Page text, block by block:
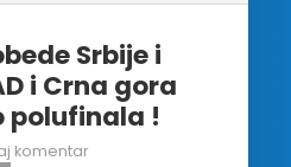
Srbije i
i Crna gora
polufinala !
komentar